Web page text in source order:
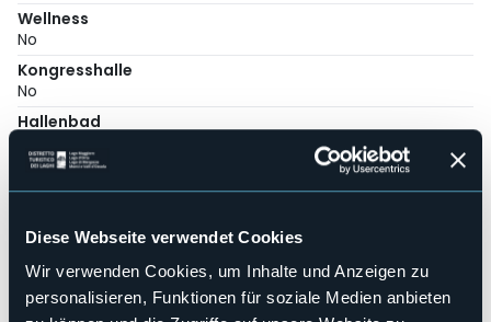
Diese Webseite verwendet Cookies
Wir verwenden Cookies, um Inhalte und Anzeigen zu
personalisieren, Funktionen für soziale Medien anbieten
Wellness
No
Kongresshalle
No
Hallenbad
Haustiere erlaubt
Sì
Anzahl der Betten
6